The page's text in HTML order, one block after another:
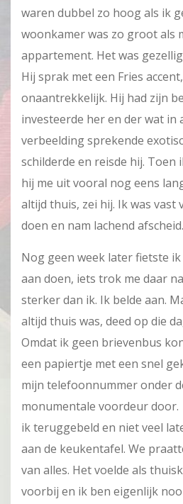
waren dubbel zo hoog als ik
woonkamer was zo groot als
appartement. Het was
Hij sprak met een Fries
onaantrekkelijk. Hij had zijn
investeerde her en der wat in
verbeelding sprekende
schilderde en reisde hij. Toen
hij me uit vooral nog eens
altijd thuis, zei hij. Ik was vast
doen en nam lachend afscheid.
Nog geen week later fietste
aan doen, iets trok me daar
sterker dan ik. Ik belde aan.
altijd thuis was, deed op die
Omdat ik geen brievenbus
een papiertje met een snel
mijn telefoonnummer onder
monumentale voordeur
ik teruggebeld en niet veel
aan de keukentafel. We
van alles. Het voelde als
voorbij en ik ben eigenlijk